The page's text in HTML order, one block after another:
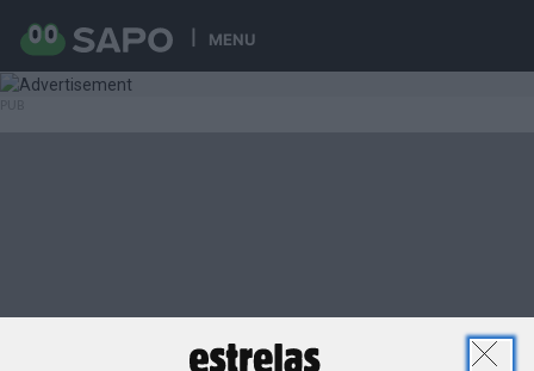
MENU